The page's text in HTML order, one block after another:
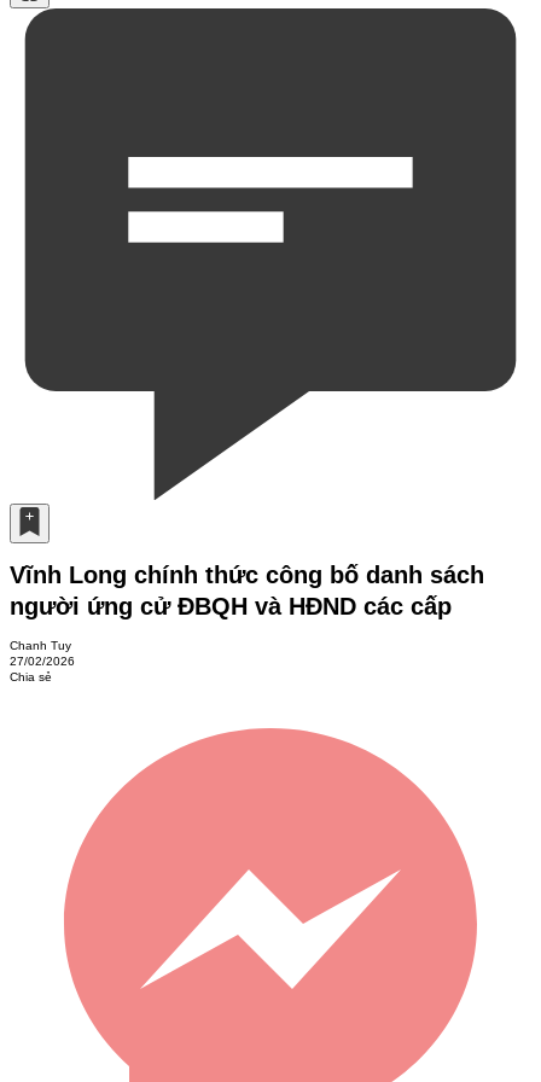
Vĩnh Long chính thức công bố danh sách
người ứng cử ĐBQH và HĐND các cấp
Chanh Tuy
27/02/2026
Chia sẻ